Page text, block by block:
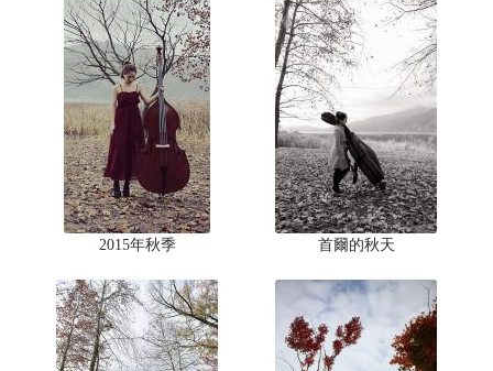
2015年秋季 首爾的秋天